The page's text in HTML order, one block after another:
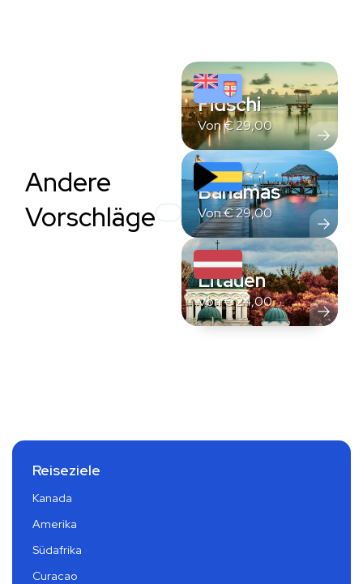
Andere
Vorschläge
Fidschi
Von€29,00
Bahamas
Von€29,00
Litauen
Von€24,00
Reiseziele
Kanada
Amerika
Südafrika
Curacao